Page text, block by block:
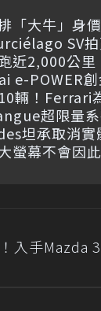
「大牛」身
SV
近2,000公里
e-POWER
輛！Ferrari
超限量
坦承取消
螢幕不會因
入手Mazda